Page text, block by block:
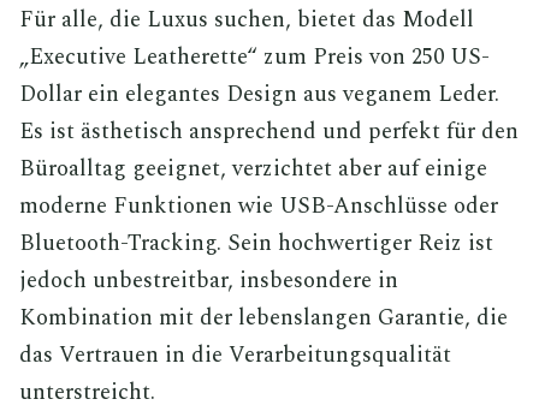
Für alle, die Luxus suchen, bietet das Modell
„Executive Leatherette“ zum Preis von 250 US-
Dollar ein elegantes Design aus veganem Leder.
Es ist ästhetisch ansprechend und perfekt für den
Büroalltag geeignet, verzichtet aber auf einige
moderne Funktionen wie USB-Anschlüsse oder
Bluetooth-Tracking. Sein hochwertiger Reiz ist
jedoch unbestreitbar, insbesondere in
Kombination mit der lebenslangen Garantie, die
das Vertrauen in die Verarbeitungsqualität
unterstreicht.